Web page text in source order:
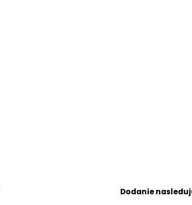
Dodanie